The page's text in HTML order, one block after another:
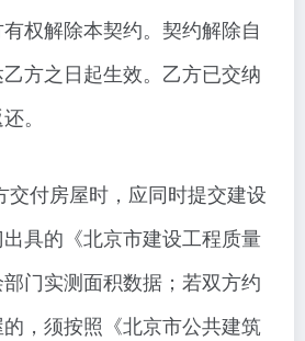
权解除本契约。契约解除自
方之日起生效。乙方已交纳
。
交付房屋时，应同时提交建设
具的《北京市建设工程质量
门实测面积数据；若双方约
，须按照《北京市公共建筑